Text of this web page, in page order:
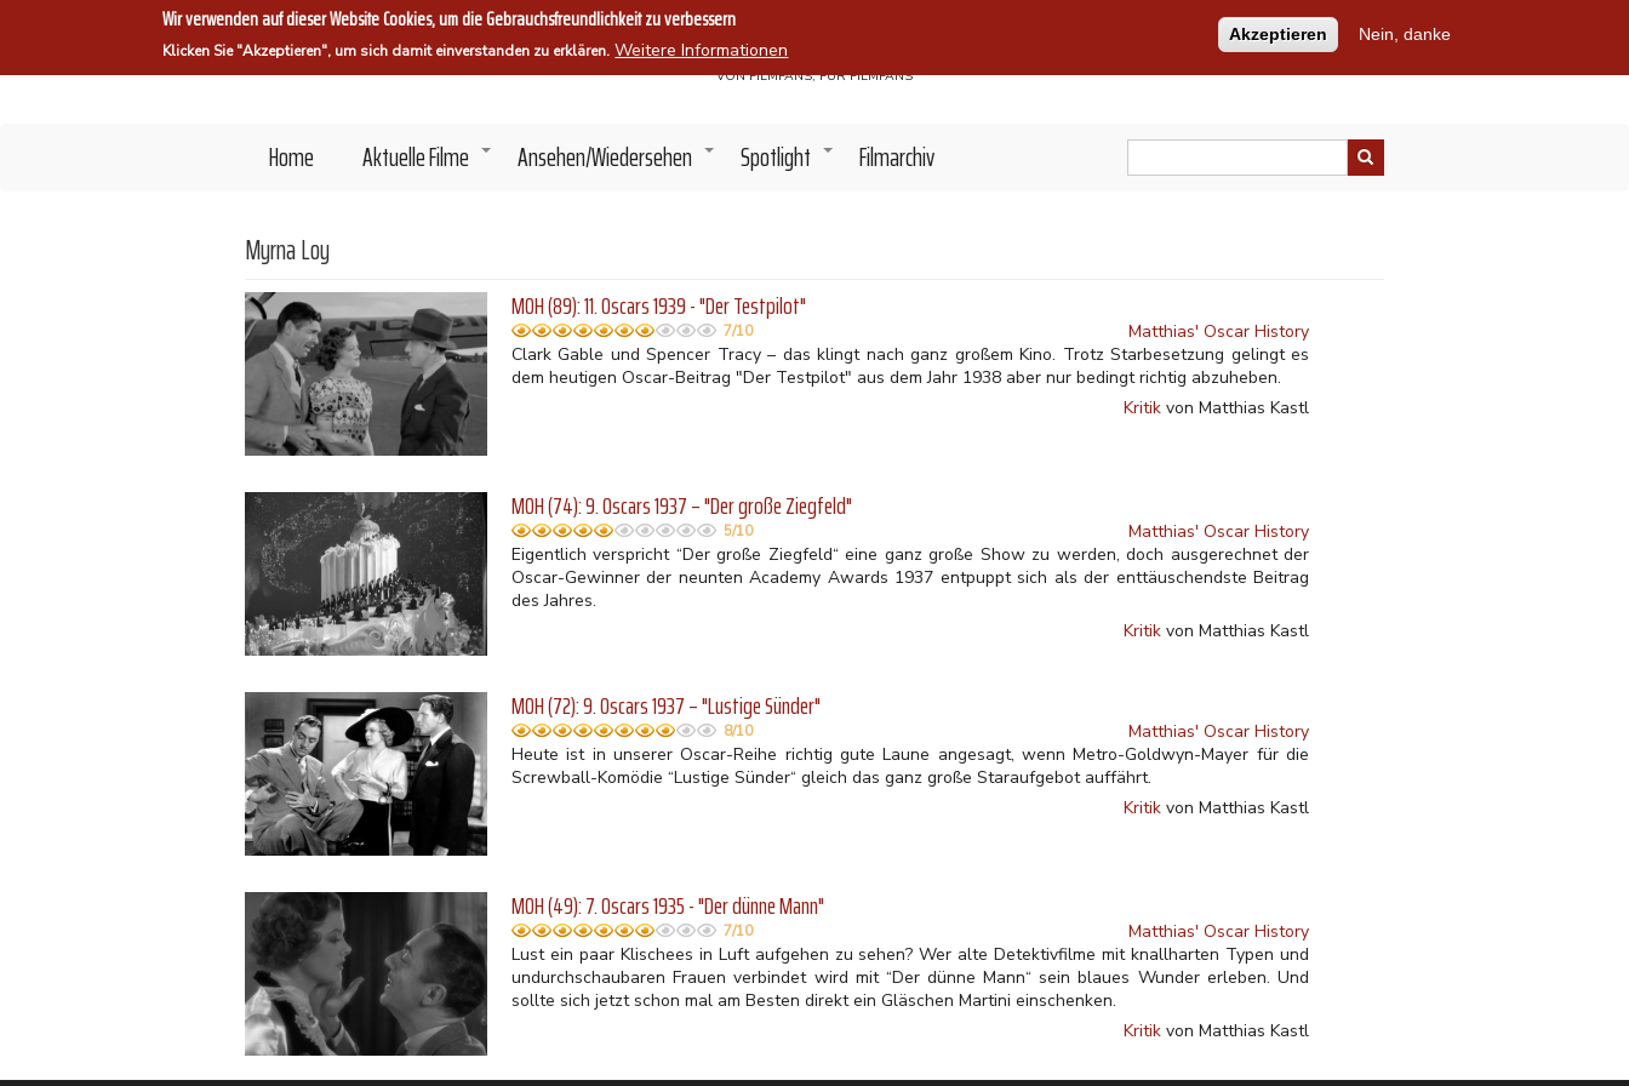
Wir verwenden auf dieser Website Cookies, um die Gebrauchsfreundlichkeit zu verbessern
Klicken Sie "Akzeptieren", um sich damit einverstanden zu erklären. Weitere Informationen
Akzeptieren Nein, danke
Filmszene.
VON FILMFANS, FÜR FILMFANS
Home +
Aktuelle Filme +
Ansehen/Wiedersehen +
Spotlight Filmarchiv
Myrna Loy
MOH (89): 11. Oscars 1939 - "Der Testpilot"
7/10
Matthias' Oscar History
Clark Gable und Spencer Tracy – das klingt nach ganz großem Kino. Trotz Starbesetzung gelingt es
dem heutigen Oscar-Beitrag "Der Testpilot" aus dem Jahr 1938 aber nur bedingt richtig abzuheben.
Kritik von Matthias Kastl
MOH (74): 9. Oscars 1937 – "Der große Ziegfeld"
5/10
Matthias' Oscar History
Eigentlich verspricht “Der große Ziegfeld“ eine ganz große Show zu werden, doch ausgerechnet der
Oscar-Gewinner der neunten Academy Awards 1937 entpuppt sich als der enttäuschendste Beitrag
des Jahres.
Kritik von Matthias Kastl
MOH (72): 9. Oscars 1937 – "Lustige Sünder"
8/10
Matthias' Oscar History
Heute ist in unserer Oscar-Reihe richtig gute Laune angesagt, wenn Metro-Goldwyn-Mayer für die
Screwball-Komödie “Lustige Sünder“ gleich das ganz große Staraufgebot auffährt.
Kritik von Matthias Kastl
MOH (49): 7. Oscars 1935 - "Der dünne Mann"
7/10
Matthias' Oscar History
Lust ein paar Klischees in Luft aufgehen zu sehen? Wer alte Detektivfilme mit knallharten Typen und
undurchschaubaren Frauen verbindet wird mit “Der dünne Mann“ sein blaues Wunder erleben. Und
sollte sich jetzt schon mal am Besten direkt ein Gläschen Martini einschenken.
Kritik von Matthias Kastl